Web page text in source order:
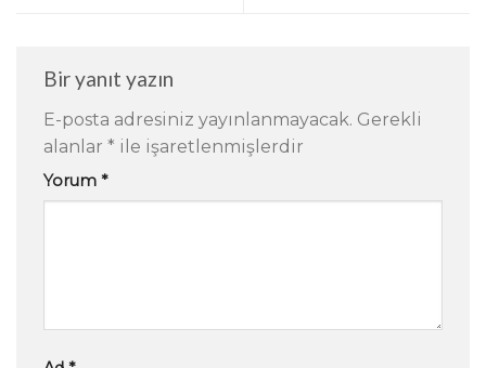
Bir yanıt yazın
E-posta adresiniz yayınlanmayacak. Gerekli
alanlar * ile işaretlenmişlerdir
Yorum *